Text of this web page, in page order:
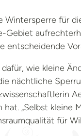
Wintersperre für
Gebiet
entscheidende
wie kleine
nächtliche
„Selbst
für